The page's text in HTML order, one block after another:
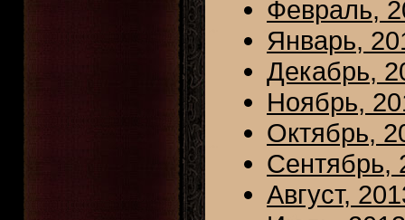
Февраль,
Январь,
Декабрь,
Ноябрь,
Октябрь,
Сентябрь,
Август,